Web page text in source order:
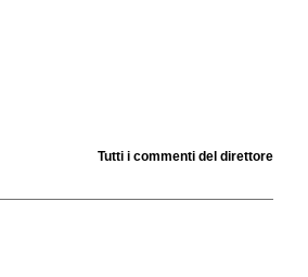
Tutti i commenti del direttore